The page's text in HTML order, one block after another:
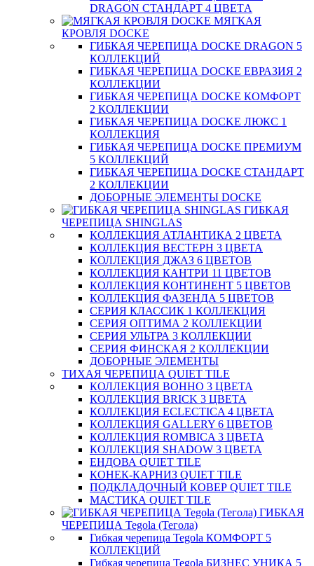
DRAGON СТАНДАРТ 4 ЦВЕТA
МЯГКАЯ
КРОВЛЯ DOCKE
ГИБКАЯ ЧЕРЕПИЦА DOCKE DRAGON 5
КОЛЛЕКЦИЙ
ГИБКАЯ ЧЕРЕПИЦА DOCKE ЕВРАЗИЯ 2
КОЛЛЕКЦИИ
ГИБКАЯ ЧЕРЕПИЦА DOCKE КОМФОРТ
2 КОЛЛЕКЦИИ
ГИБКАЯ ЧЕРЕПИЦА DOCKE ЛЮКС 1
КОЛЛЕКЦИЯ
ГИБКАЯ ЧЕРЕПИЦА DOCKE ПРЕМИУМ
5 КОЛЛЕКЦИЙ
ГИБКАЯ ЧЕРЕПИЦА DOCKE СТАНДАРТ
2 КОЛЛЕКЦИИ
ДОБОРНЫЕ ЭЛЕМЕНТЫ DOCKE
ГИБКАЯ
ЧЕРЕПИЦА SHINGLAS
КОЛЛЕКЦИЯ АТЛАНТИКА 2 ЦВЕТА
КОЛЛЕКЦИЯ ВЕСТЕРН 3 ЦВЕТА
КОЛЛЕКЦИЯ ДЖАЗ 6 ЦВЕТОВ
КОЛЛЕКЦИЯ КАНТРИ 11 ЦВЕТОВ
КОЛЛЕКЦИЯ КОНТИНЕНТ 5 ЦВЕТОВ
КОЛЛЕКЦИЯ ФАЗЕНДА 5 ЦВЕТОВ
СЕРИЯ КЛАССИК 1 КОЛЛЕКЦИЯ
СЕРИЯ ОПТИМА 2 КОЛЛЕКЦИИ
СЕРИЯ УЛЬТРА 3 КОЛЛЕКЦИИ
СЕРИЯ ФИНСКАЯ 2 КОЛЛЕКЦИИ
ДОБОРНЫЕ ЭЛЕМЕНТЫ
ТИХАЯ ЧЕРЕПИЦА QUIET TILE
КОЛЛЕКЦИЯ BOHHO 3 ЦВЕТА
КОЛЛЕКЦИЯ BRICK 3 ЦВЕТА
КОЛЛЕКЦИЯ ECLECTICA 4 ЦВЕТА
КОЛЛЕКЦИЯ GALLERY 6 ЦВЕТОВ
КОЛЛЕКЦИЯ ROMBICA 3 ЦВЕТА
КОЛЛЕКЦИЯ SHADOW 3 ЦВЕТА
ЕНДОВА QUIET TILE
КОНЕК-КАРНИЗ QUIET TILE
ПОДКЛАДОЧНЫЙ КОВЕР QUIET TILE
МАСТИКА QUIET TILE
ГИБКАЯ
ЧЕРЕПИЦА Tegola (Тегола)
Гибкая черепица Tegola КОМФОРТ 5
КОЛЛЕКЦИЙ
Гибкая черепица Tegola БИЗНЕС УНИКА 5